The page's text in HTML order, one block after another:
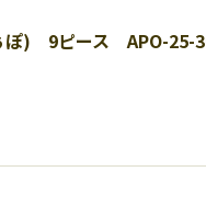
ぽ) 9ピース APO-25-